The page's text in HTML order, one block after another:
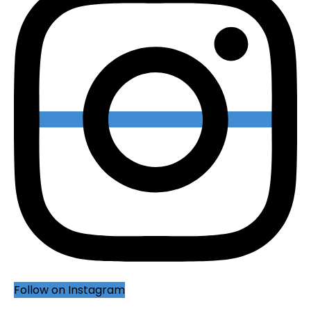
Follow on Instagram